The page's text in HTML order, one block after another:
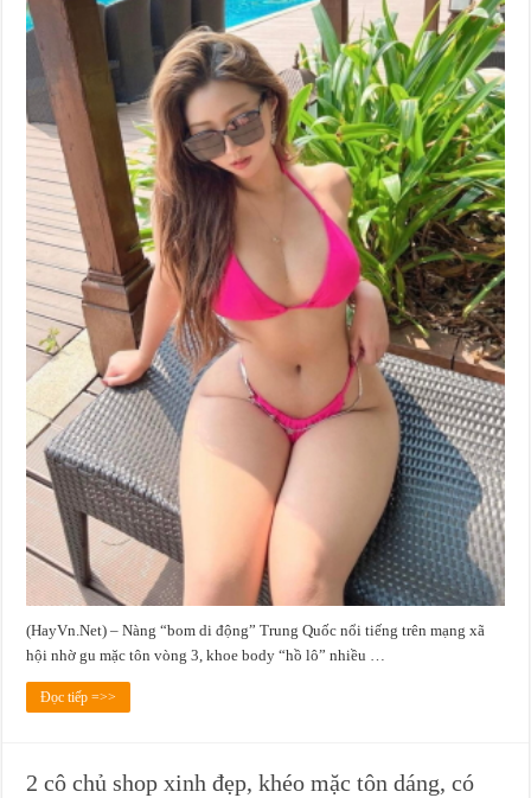
(HayVn.Net) – Nàng “bom di động” Trung Quốc nổi tiếng trên mạng xã
hội nhờ gu mặc tôn vòng 3, khoe body “hồ lô” nhiều …
Đọc tiếp =>>
2 cô chủ shop xinh đẹp, khéo mặc tôn dáng, có